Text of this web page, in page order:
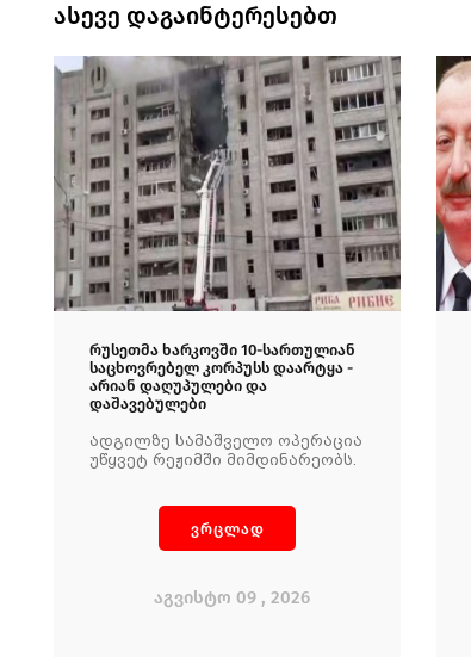
ასევე დაგაინტერესებთ
რუსეთმა ხარკოვში 10-სართულიან
საცხოვრებელ კორპუსს დაარტყა -
არიან დაღუპულები და
დაშავებულები
ადგილზე სამაშველო ოპერაცია
უწყვეტ რეჟიმში მიმდინარეობს.
ვრცლად
აგვისტო 09 , 2026